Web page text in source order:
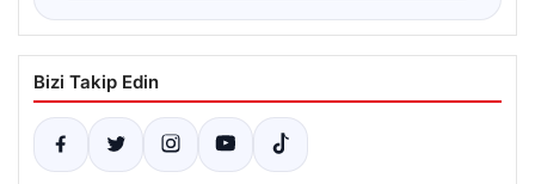
Bizi Takip Edin